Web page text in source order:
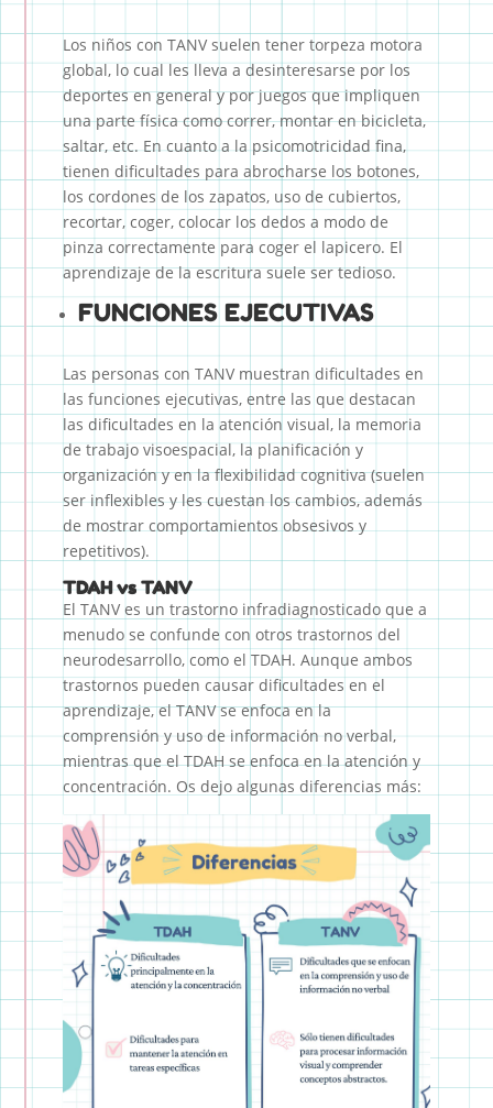
Los niños con TANV suelen tener torpeza motora
global, lo cual les lleva a desinteresarse por los
deportes en general y por juegos que impliquen
una parte física como correr, montar en bicicleta,
saltar, etc. En cuanto a la psicomotricidad fina,
tienen dificultades para abrocharse los botones,
los cordones de los zapatos, uso de cubiertos,
recortar, coger, colocar los dedos a modo de
pinza correctamente para coger el lapicero. El
aprendizaje de la escritura suele ser tedioso.
FUNCIONES EJECUTIVAS
Las personas con TANV muestran dificultades en
las funciones ejecutivas, entre las que destacan
las dificultades en la atención visual, la memoria
de trabajo visoespacial, la planificación y
organización y en la flexibilidad cognitiva (suelen
ser inflexibles y les cuestan los cambios, además
de mostrar comportamientos obsesivos y
repetitivos).
TDAH vs TANV
El TANV es un trastorno infradiagnosticado que a
menudo se confunde con otros trastornos del
neurodesarrollo, como el TDAH. Aunque ambos
trastornos pueden causar dificultades en el
aprendizaje, el TANV se enfoca en la
comprensión y uso de información no verbal,
mientras que el TDAH se enfoca en la atención y
concentración. Os dejo algunas diferencias más: